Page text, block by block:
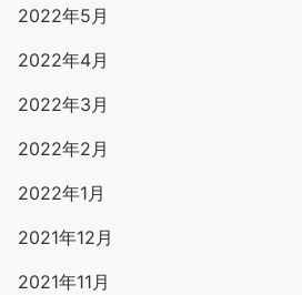
2022年5月
2022年4月
2022年3月
2022年2月
2022年1月
2021年12月
2021年11月